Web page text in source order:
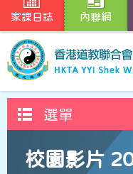
家課日誌 內聯網
選單
校園影片